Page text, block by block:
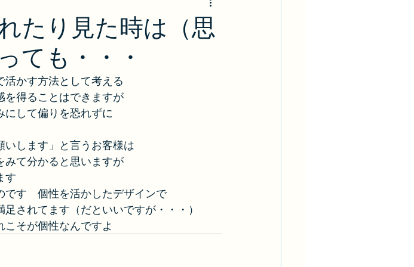
たり見た時は（思
ても・・・
かす方法として考える
を得ることはできますが
して偏りを恐れずに
します」と言うお客様は
みて分かると思いますが
す
です　個性を活かしたデザインで
されてます（だといいですが・・・）
そが個性なんですよ